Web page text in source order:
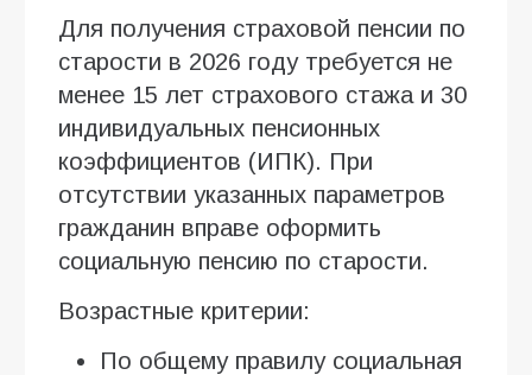
Для получения страховой пенсии по
старости в 2026 году требуется не
менее 15 лет страхового стажа и 30
индивидуальных пенсионных
коэффициентов (ИПК). При
отсутствии указанных параметров
гражданин вправе оформить
социальную пенсию по старости.
Возрастные критерии:
По общему правилу социальная